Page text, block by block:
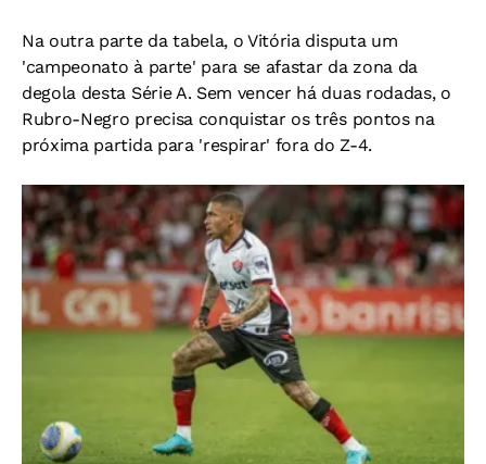
Na outra parte da tabela, o Vitória disputa um
'campeonato à parte' para se afastar da zona da
degola desta Série A. Sem vencer há duas rodadas, o
Rubro-Negro precisa conquistar os três pontos na
próxima partida para 'respirar' fora do Z-4.